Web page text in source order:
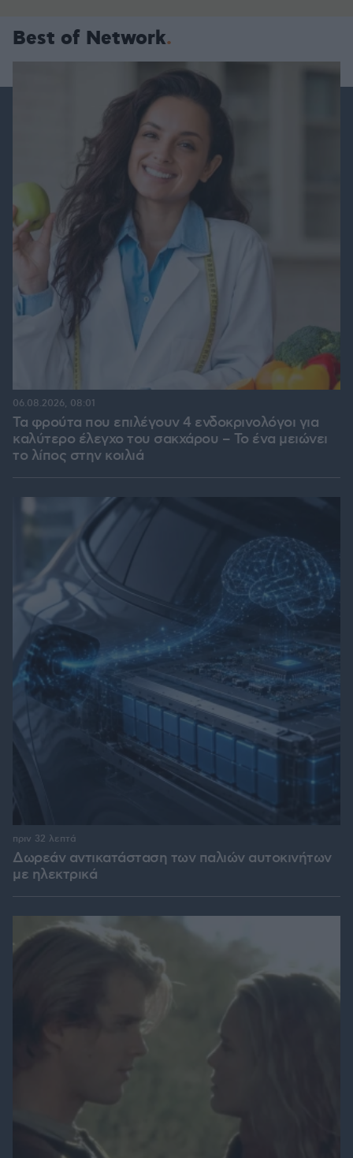
Best of Network
Τα φρούτα που επιλέγουν 4 ενδοκρινολόγοι για
καλύτερο έλεγχο του σακχάρου – Το ένα μειώνει
το λίπος στην κοιλιά
06.08.2026, 08:01
Δωρεάν αντικατάσταση των παλιών αυτοκινήτων
με ηλεκτρικά
πριν 32 λεπτά